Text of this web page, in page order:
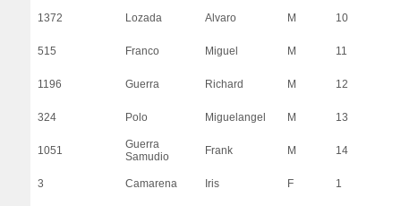
1372 Lozada Alvaro M 10
515 Franco Miguel M 11
1196 Guerra Richard M 12
324 Polo Miguelangel M 13
1051
Guerra
Samudio
Frank M 14
3 Camarena Iris F 1